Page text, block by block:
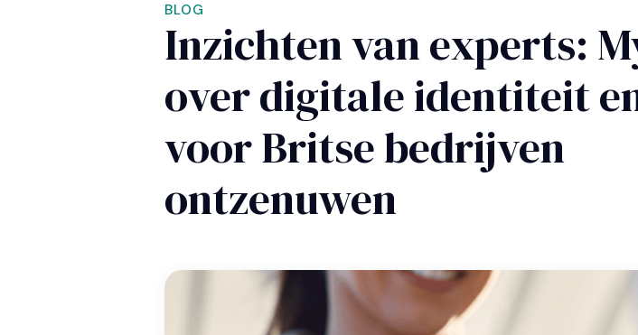
BLOG
Inzichten van experts:
over digitale identiteit
voor Britse bedrijven
ontzenuwen